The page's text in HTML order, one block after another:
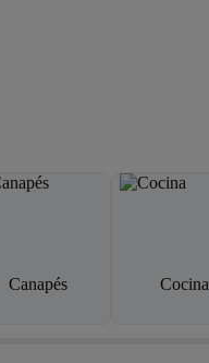
Canapés Cocina